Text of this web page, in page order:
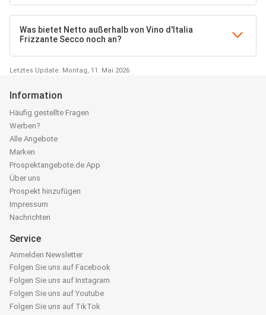
Was bietet Netto außerhalb von Vino d'Italia
Frizzante Secco noch an?
Letztes Update: Montag, 11. Mai 2026
Information
Häufig gestellte Fragen
Werben?
Alle Angebote
Marken
Prospektangebote.de App
Über uns
Prospekt hinzufügen
Impressum
Nachrichten
Service
Anmelden Newsletter
Folgen Sie uns auf Facebook
Folgen Sie uns auf Instagram
Folgen Sie uns auf Youtube
Folgen Sie uns auf TikTok